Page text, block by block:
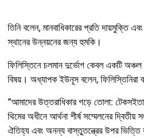
তিনি বলেন, মানবাধিকারের প্রতি দায়মুক্তি
স্থানের উন্নয়নের জন্য হুমকি।
ফিলিস্তিনে চলমান দুর্ভোগ কেবল একটি
বিষয়। অধ্যাপক ইউনূস বলেন, ফিলিস্তিনিরা
“আমাদের উত্তরাধিকার গড়ে তোলা:
থিমের অধীনে আর্থনা শীর্ষ সম্মেলনের
ঐতিহ্য এবং অনন্য বাস্তুতন্ত্রের উপর